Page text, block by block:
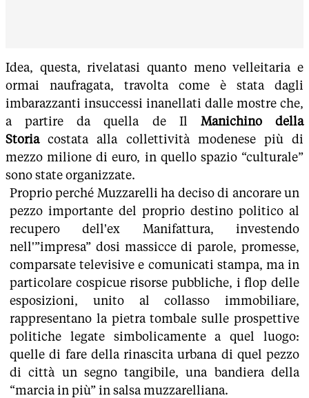
Idea, questa, rivelatasi quanto meno velleitaria e
ormai naufragata, travolta come è stata dagli
imbarazzanti insuccessi inanellati dalle mostre che,
a partire da quella de Il Manichino della
Storiacostata alla collettività modenese più di
mezzo milione di euro, in quello spazio “culturale”
sono state organizzate.
Proprio perché Muzzarelli ha deciso di ancorare un
pezzo importante del proprio destino politico al
recupero dell'ex Manifattura, investendo
nell'”impresa” dosi massicce di parole, promesse,
comparsate televisive e comunicati stampa, ma in
particolare cospicue risorse pubbliche, i flop delle
esposizioni, unito al collasso immobiliare,
rappresentano la pietra tombale sulle prospettive
politiche legate simbolicamente a quel luogo:
quelle di fare della rinascita urbana di quel pezzo
di città un segno tangibile, una bandiera della
“marcia in più” in salsa muzzarelliana.